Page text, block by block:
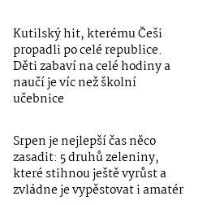
Kutilský hit, kterému Češi
propadli po celé republice.
Děti zabaví na celé hodiny a
naučí je víc než školní
učebnice
Srpen je nejlepší čas něco
zasadit: 5 druhů zeleniny,
které stihnou ještě vyrůst a
zvládne je vypěstovat i amatér